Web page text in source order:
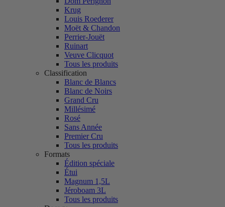
Krug
Louis Roederer
Moët & Chandon
Perrier-Jouët
Ruinart
Veuve Clicquot
Tous les produits
Classification
Blanc de Blancs
Blanc de Noirs
Grand Cru
Millésimé
Rosé
Sans Année
Premier Cru
Tous les produits
Formats
Édition spéciale
Étui
Magnum 1,5L
Jéroboam 3L
Tous les produits